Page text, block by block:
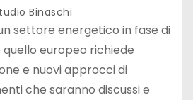
Binaschi
settore energetico in fase di
europeo richiede
e nuovi approcci di
che saranno discussi e